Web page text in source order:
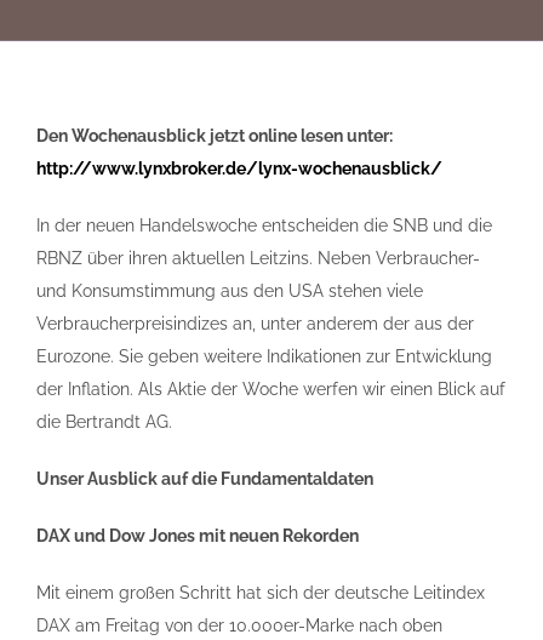
Den Wochenausblick jetzt online lesen unter:
http://www.lynxbroker.de/lynx-wochenausblick/
In der neuen Handelswoche entscheiden die SNB und die
RBNZ über ihren aktuellen Leitzins. Neben Verbraucher-
und Konsumstimmung aus den USA stehen viele
Verbraucherpreisindizes an, unter anderem der aus der
Eurozone. Sie geben weitere Indikationen zur Entwicklung
der Inflation. Als Aktie der Woche werfen wir einen Blick auf
die Bertrandt AG.
Unser Ausblick auf die Fundamentaldaten
DAX und Dow Jones mit neuen Rekorden
Mit einem großen Schritt hat sich der deutsche Leitindex
DAX am Freitag von der 10.000er-Marke nach oben